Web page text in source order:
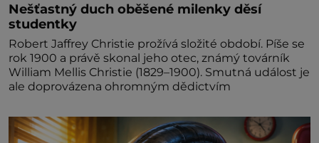
Nešťastný duch oběšené milenky děsí
studentky
Robert Jaffrey Christie prožívá složité období. Píše se
rok 1900 a právě skonal jeho otec, známý továrník
William Mellis Christie (1829–1900). Smutná událost je
ale doprovázena ohromným dědictvím